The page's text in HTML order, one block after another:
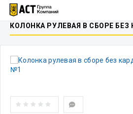
КОЛОНКА РУЛЕВАЯ В СБОРЕ БЕЗ